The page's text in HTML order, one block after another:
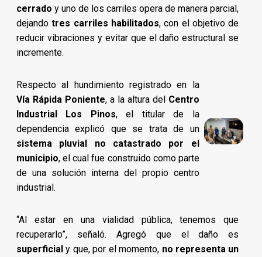
cerrado y uno de los carriles opera de manera parcial,
dejandotres carriles habilitados, con el objetivo de
reducir vibraciones y evitar que el daño estructural se
incremente.
Respecto al hundimiento registrado en la
Vía Rápida Poniente, a la altura del Centro
Industrial Los Pinos, el titular de la
dependencia explicó que se trata de un
sistema pluvial no catastrado por el
municipio, el cual fue construido como parte
de una solución interna del propio centro
industrial.
“Al estar en una vialidad pública, tenemos que
recuperarlo”, señaló. Agregó que el daño es
superficial y que, por el momento, no representa un